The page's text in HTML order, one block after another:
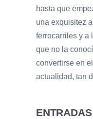
hasta que
una exquisitez
ferrocarriles y a
que no la
convertirse en
actualidad, tan